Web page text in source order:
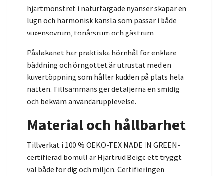
hjärtmönstret i naturfärgade nyanser skapar en
lugn och harmonisk känsla som passar i både
vuxensovrum, tonårsrum och gästrum.
Påslakanet har praktiska hörnhål för enklare
bäddning och örngottet är utrustat med en
kuvertöppning som håller kudden på plats hela
natten. Tillsammans ger detaljerna en smidig
och bekväm användarupplevelse.
Material och hållbarhet
Tillverkat i 100 % OEKO-TEX MADE IN GREEN-
certifierad bomull är Hjärtrud Beige ett tryggt
val både för dig och miljön. Certifieringen